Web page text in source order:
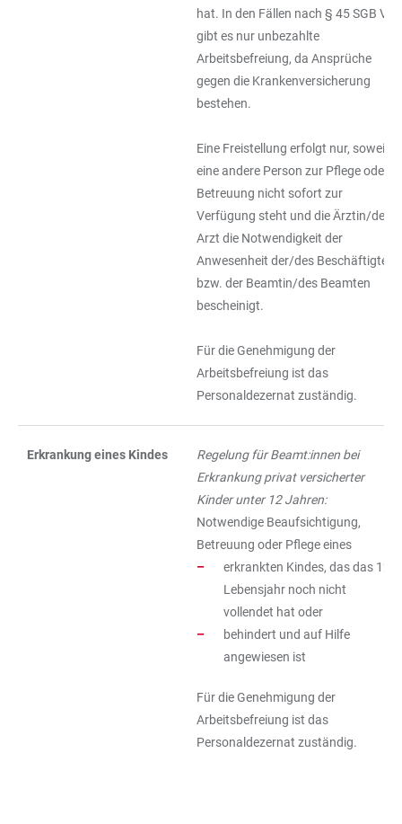
hat. In den Fällen nach § 45 SGB V
gibt es nur unbezahlte
Arbeitsbefreiung, da Ansprüche
gegen die Krankenversicherung
bestehen.
Eine Freistellung erfolgt nur, soweit
eine andere Person zur Pflege oder
Betreuung nicht sofort zur
Verfügung steht und die Ärztin/der
Arzt die Notwendigkeit der
Anwesenheit der/des Beschäftigten
bzw. der Beamtin/des Beamten
bescheinigt.
Für die Genehmigung der
Arbeitsbefreiung ist das
Personaldezernat zuständig.
Erkrankung eines Kindes
Regelung für Beamt:innen bei
Erkrankung privat versicherter
Kinder unter 12 Jahren:
Notwendige Beaufsichtigung,
Betreuung oder Pflege eines
erkrankten Kindes, das das 12.
Lebensjahr noch nicht
vollendet hat oder
behindert und auf Hilfe
angewiesen ist
Für die Genehmigung der
Arbeitsbefreiung ist das
Personaldezernat zuständig.